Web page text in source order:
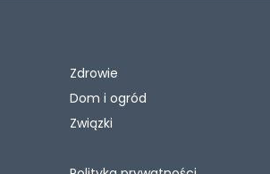
Zdrowie
Dom i ogród
Związki